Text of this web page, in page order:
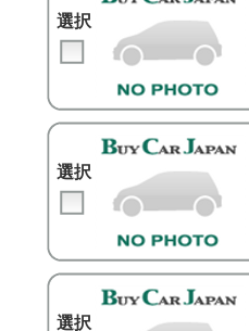
選択
選択
選択